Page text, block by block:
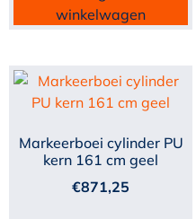
winkelwagen
Markeerboei cylinder PU
kern 161 cm geel
€871,25